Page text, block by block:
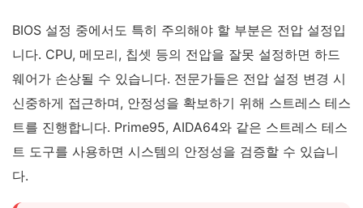
BIOS 설정 중에서도 특히 주의해야 할 부분은 전압 설정입
니다. CPU, 메모리, 칩셋 등의 전압을 잘못 설정하면 하드
웨어가 손상될 수 있습니다. 전문가들은 전압 설정 변경 시
신중하게 접근하며, 안정성을 확보하기 위해 스트레스 테스
트를 진행합니다. Prime95, AIDA64와 같은 스트레스 테스
트 도구를 사용하면 시스템의 안정성을 검증할 수 있습니
다.